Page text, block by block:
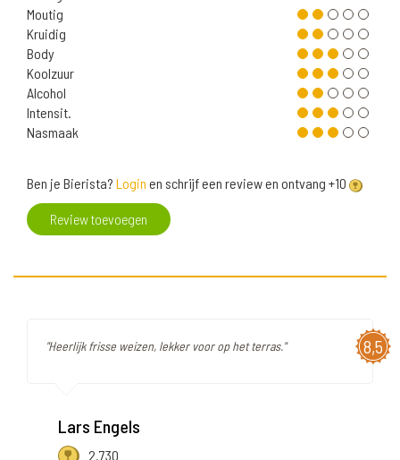
Moutig
Kruidig
Body
Koolzuur
Alcohol
Intensit.
Nasmaak
Ben je Bierista? Login en schrijf een review en ontvang +10
Review toevoegen
8,5
"Heerlijk frisse weizen, lekker voor op het terras."
Lars Engels
2.730